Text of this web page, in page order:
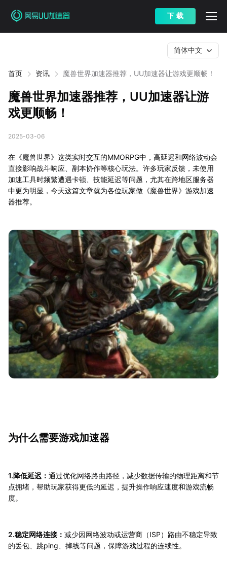
下 载
首页 资讯 魔兽世界加速器推荐，UU加速器让游戏更顺畅！
简体中文
魔兽世界加速器推荐，UU加速器让游
戏更顺畅！
2025-03-06
在《魔兽世界》这类实时交互的MMORPG中，高延迟和网络波动会
直接影响战斗响应、副本协作等核心玩法。许多玩家反馈，未使用
加速工具时频繁遭遇卡顿、技能延迟等问题，尤其在跨地区服务器
中更为明显，今天这篇文章就为各位玩家做《魔兽世界》游戏加速
器推荐。
为什么需要游戏加速器
1.降低延迟： 通过优化网络路由路径，减少数据传输的物理距离和节
点拥堵，帮助玩家获得更低的延迟，提升操作响应速度和游戏流畅
度。
2.稳定网络连接： 减少因网络波动或运营商（ISP）路由不稳定导致
的丢包、跳ping、掉线等问题，保障游戏过程的连续性。